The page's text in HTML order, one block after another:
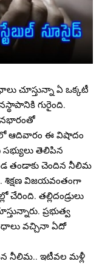
చూస్తున్నా ఏ ఒక్కటీ
గురైంది.
ఆదివారం ఈ విషాదం
తెలిపిన
తండాకు చెందిన నీలిమ
శిక్షణ విజయవంతంగా
తల్లిదండ్రులు
ప్రభుత్వ
వచ్చినా ఏదో
నీలిమ.. ఇటీవల మళ్లీ